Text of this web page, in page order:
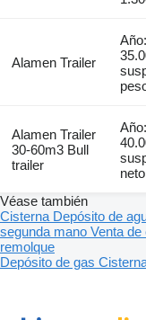
Alamen Trailer
Alamen Trailer
30-60m3 Bull
trailer
Véase también
Cisterna Depósito de
segunda mano Venta
remolque
Depósito de gas